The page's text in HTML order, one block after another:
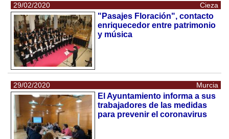
29/02/2020 Cieza
"Pasajes Floración", contacto
enriquecedor entre patrimonio
y música
29/02/2020 Murcia
El Ayuntamiento informa a sus
trabajadores de las medidas
para prevenir el coronavirus